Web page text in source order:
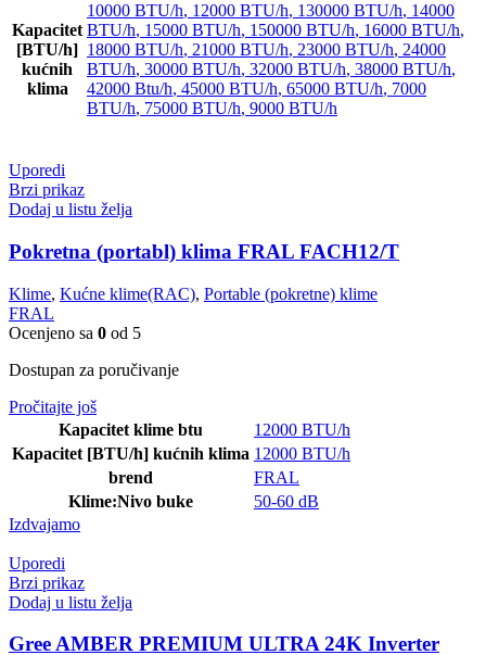
Kapacitet
[BTU/h]
kućnih
klima
10000 BTU/h, 12000 BTU/h, 130000 BTU/h, 14000
BTU/h, 15000 BTU/h, 150000 BTU/h, 16000 BTU/h,
18000 BTU/h, 21000 BTU/h, 23000 BTU/h, 24000
BTU/h, 30000 BTU/h, 32000 BTU/h, 38000 BTU/h,
42000 Btu/h, 45000 BTU/h, 65000 BTU/h, 7000
BTU/h, 75000 BTU/h, 9000 BTU/h
Uporedi
Brzi prikaz
Dodaj u listu želja
Pokretna (portabl) klima FRAL FACH12/T
Klime, Kućne klime(RAC), Portable (pokretne) klime
FRAL
Ocenjeno sa 0 od 5
Dostupan za poručivanje
Pročitajte još
Kapacitet klime btu
12000 BTU/h
Kapacitet [BTU/h] kućnih klima 12000 BTU/h
brend
FRAL
Klime:Nivo buke
50-60 dB
Izdvajamo
Uporedi
Brzi prikaz
Dodaj u listu želja
Gree AMBER PREMIUM ULTRA 24K Inverter